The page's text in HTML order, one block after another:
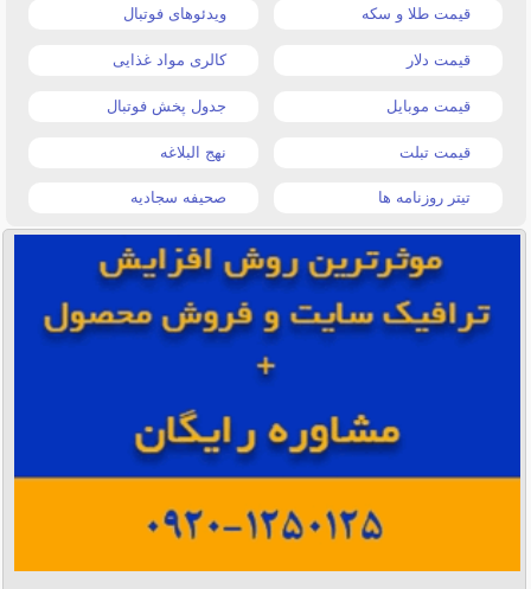
قیمت طلا و سکه ویدئوهای فوتبال
قیمت دلار کالری مواد غذایی
قیمت موبایل جدول پخش فوتبال
قیمت تبلت نهج البلاغه
تیتر روزنامه ها صحیفه سجادیه